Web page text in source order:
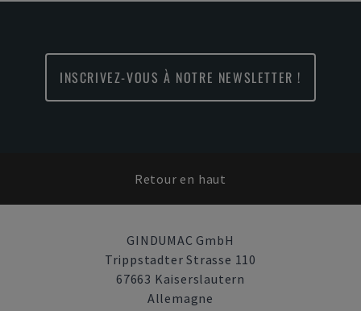
INSCRIVEZ-VOUS À NOTRE NEWSLETTER !
Retour en haut
GINDUMAC GmbH
Trippstadter Strasse 110
67663 Kaiserslautern
Allemagne